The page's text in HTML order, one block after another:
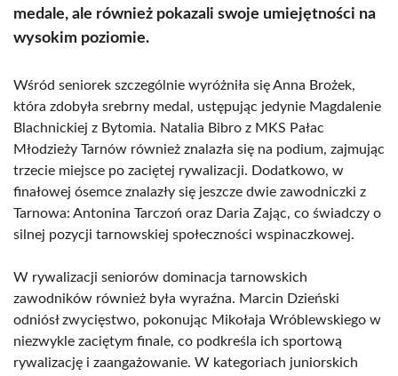
medale, ale również pokazali swoje umiejętności na
wysokim poziomie.
Wśród seniorek szczególnie wyróżniła się Anna Brożek,
która zdobyła srebrny medal, ustępując jedynie Magdalenie
Blachnickiej z Bytomia. Natalia Bibro z MKS Pałac
Młodzieży Tarnów również znalazła się na podium, zajmując
trzecie miejsce po zaciętej rywalizacji. Dodatkowo, w
finałowej ósemce znalazły się jeszcze dwie zawodniczki z
Tarnowa: Antonina Tarczoń oraz Daria Zając, co świadczy o
silnej pozycji tarnowskiej społeczności wspinaczkowej.
W rywalizacji seniorów dominacja tarnowskich
zawodników również była wyraźna. Marcin Dzieński
odniósł zwycięstwo, pokonując Mikołaja Wróblewskiego w
niezwykle zaciętym finale, co podkreśla ich sportową
rywalizację i zaangażowanie. W kategoriach juniorskich